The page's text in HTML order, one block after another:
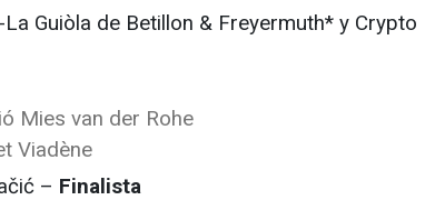
Guiòla de Betillon & Freyermuth* y Crypto
Mies van der Rohe
Viadène
– Finalista